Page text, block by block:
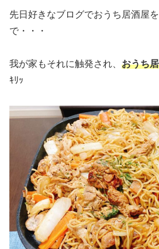
先日好きなブログでおうち居酒屋
で・・・
我が家もそれに触発され、 おうち
ｷﾘｯ